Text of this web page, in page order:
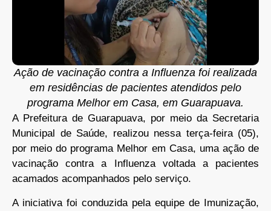
Ação de vacinação contra a Influenza foi realizada
em residências de pacientes atendidos pelo
programa Melhor em Casa, em Guarapuava.
A Prefeitura de Guarapuava, por meio da Secretaria
Municipal de Saúde, realizou nessa terça-feira (05),
por meio do programa Melhor em Casa, uma ação de
vacinação contra a Influenza voltada a pacientes
acamados acompanhados pelo serviço.
A iniciativa foi conduzida pela equipe de Imunização,